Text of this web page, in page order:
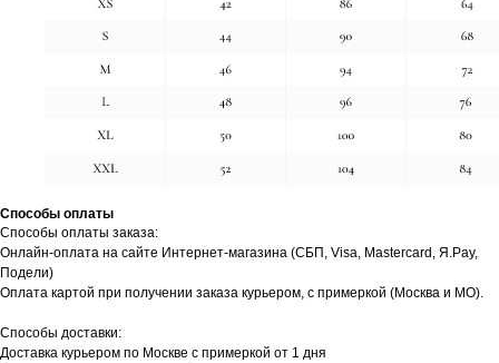
Способы оплаты
Способы оплаты заказа:
Онлайн-оплата на сайте Интернет-магазина (СБП, Visa, Mastercard, Я.Pay,
Подели)
Оплата картой при получении заказа курьером, с примеркой (Москва и МО).
Способы доставки:
Доставка курьером по Москве с примеркой от 1 дня